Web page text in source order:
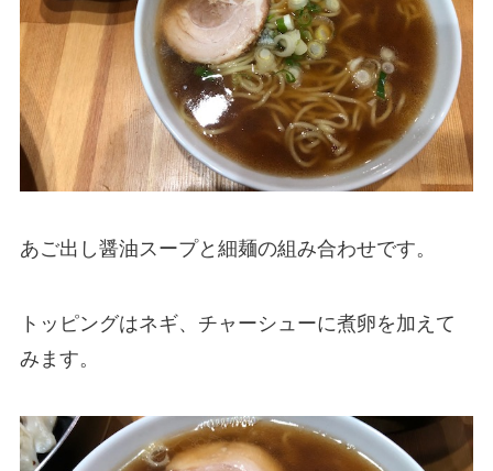
あご出し醤油スープと細麺の組み合わせです。
トッピングはネギ、チャーシューに煮卵を加えて
みます。